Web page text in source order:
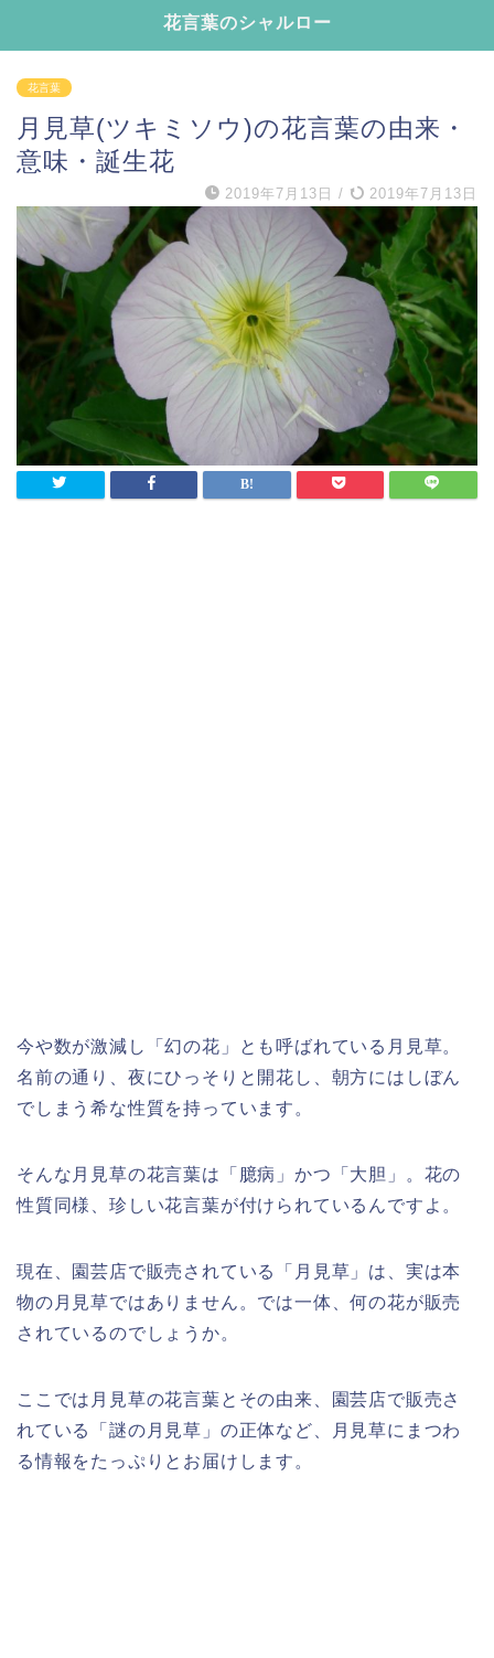
花言葉のシャルロー
花言葉
月見草(ツキミソウ)の花言葉の由来・
意味・誕生花
2019年7月13日 / 2019年7月13日
今や数が激減し「幻の花」とも呼ばれている月見草。
名前の通り、夜にひっそりと開花し、朝方にはしぼん
でしまう希な性質を持っています。
そんな月見草の花言葉は「臆病」かつ「大胆」。花の
性質同様、珍しい花言葉が付けられているんですよ。
現在、園芸店で販売されている「月見草」は、実は本
物の月見草ではありません。では一体、何の花が販売
されているのでしょうか。
ここでは月見草の花言葉とその由来、園芸店で販売さ
れている「謎の月見草」の正体など、月見草にまつわ
る情報をたっぷりとお届けします。